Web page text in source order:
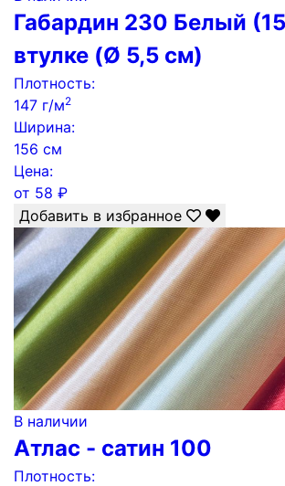
Габардин 230 Белый
втулке (Ø 5,5 см)
Плотность:
147 г/м2
Ширина:
156 см
Цена:
от 58 ₽
Добавить в избранное
В наличии
Атлас - сатин 100
Плотность: